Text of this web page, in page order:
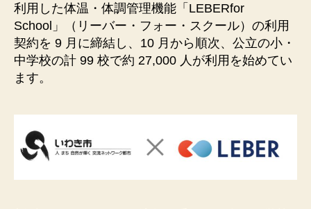
利用した体温・体調管理機能「LEBERfor
School」（リーバー・フォー・スクール）の利用
契約を 9 月に締結し、10 月から順次、公立の小・
中学校の計 99 校で約 27,000 人が利用を始めてい
ます。